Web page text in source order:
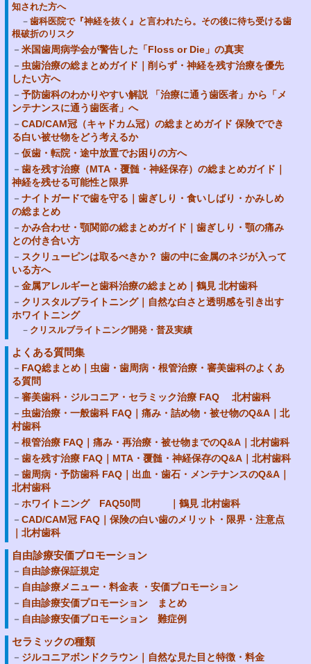
知された方へ
歯科医院で『神経を抜く』と言われたら。その後に待ち受ける歯
根破折のリスク
米国歯周病学会が警告した「Floss or Die」の真実
虫歯治療の総まとめガイド｜削らず・神経を残す治療を優先
したい方へ
予防歯科のわかりやすい解説 「治療に通う歯医者」から「メ
ンテナンスに通う歯医者」へ
CAD/CAM冠（キャドカム冠）の総まとめガイド 保険ででき
る白い被せ物をどう考えるか
仮歯・転院・途中放置でお困りの方へ
歯を残す治療（MTA・覆髄・神経保存）の総まとめガイド｜
神経を残せる可能性と限界
ナイトガードで歯を守る｜歯ぎしり・食いしばり・かみしめ
の総まとめ
かみ合わせ・顎関節の総まとめガイド｜歯ぎしり・顎の痛み
との付き合い方
スクリューピンは取るべきか？ 歯の中に金属のネジが入って
いる方へ
金属アレルギーと歯科治療の総まとめ｜鶴見 北村歯科
クリスタルブライトニング｜自然な白さと透明感を引き出す
ホワイトニング
クリスルブライトニング開発・普及実績
よくある質問集
FAQ総まとめ｜虫歯・歯周病・根管治療・審美歯科のよくあ
る質問
審美歯科・ジルコニア・セラミック治療 FAQ 北村歯科
虫歯治療・一般歯科 FAQ｜痛み・詰め物・被せ物のQ&A｜北
村歯科
根管治療 FAQ｜痛み・再治療・被せ物までのQ&A｜北村歯科
歯を残す治療 FAQ｜MTA・覆髄・神経保存のQ&A｜北村歯科
歯周病・予防歯科 FAQ｜出血・歯石・メンテナンスのQ&A｜
北村歯科
ホワイトニング FAQ50問 ｜鶴見 北村歯科
CAD/CAM冠 FAQ｜保険の白い歯のメリット・限界・注意点
｜北村歯科
自由診療安価プロモーション
自由診療保証規定
自由診療メニュー・料金表 ・安価プロモーション
自由診療安価プロモーション まとめ
自由診療安価プロモーション 難症例
セラミックの種類
ジルコニアボンドクラウン｜自然な見た目と特徴・料金